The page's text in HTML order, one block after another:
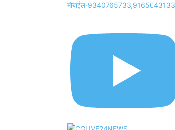
मोबाईल-9340765733,9165043133